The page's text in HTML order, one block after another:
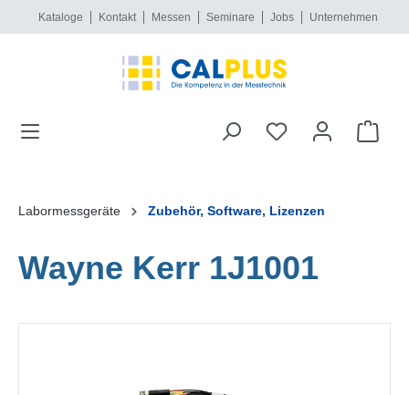
springen
Kataloge Kontakt Messen Seminare Jobs Unternehmen
Labormessgeräte Zubehör, Software, Lizenzen
Wayne Kerr 1J1001